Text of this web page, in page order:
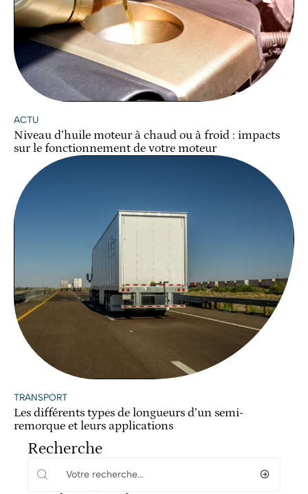
ACTU
Niveau d’huile moteur à chaud ou à froid : impacts
sur le fonctionnement de votre moteur
TRANSPORT
Les différents types de longueurs d’un semi-
remorque et leurs applications
Recherche